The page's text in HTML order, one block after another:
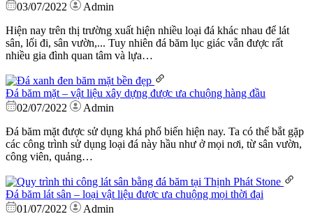
03/07/2022
Admin
Hiện nay trên thị trường xuất hiện nhiều loại đá khác nhau để lát
sân, lối đi, sân vườn,... Tuy nhiên đá băm lục giác vẫn được rất
nhiều gia đình quan tâm và lựa…
Đá băm mặt – vật liệu xây dựng được ưa chuộng hàng đầu
02/07/2022
Admin
Đá băm mặt được sử dụng khá phổ biến hiện nay. Ta có thể bắt gặp
các công trình sử dụng loại đá này hầu như ở mọi nơi, từ sân vườn,
công viên, quảng…
Đá băm lát sân – loại vật liệu được ưa chuộng mọi thời đại
01/07/2022
Admin